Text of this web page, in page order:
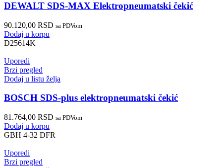
DEWALT SDS-MAX Elektropneumatski čekić
90.120,00 RSD sa PDVom
Dodaj u korpu
D25614K
Uporedi
Brzi pregled
Dodaj u listu želja
BOSCH SDS-plus elektropneumatski čekić
81.764,00 RSD sa PDVom
Dodaj u korpu
GBH 4-32 DFR
Uporedi
Brzi pregled